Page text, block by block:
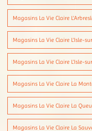
Magasins La Vie Claire
Magasins La Vie Claire L'Isle-
Magasins La Vie Claire L'Isle-
Magasins La Vie Claire La
Magasins La Vie Claire La
Magasins La Vie Claire La